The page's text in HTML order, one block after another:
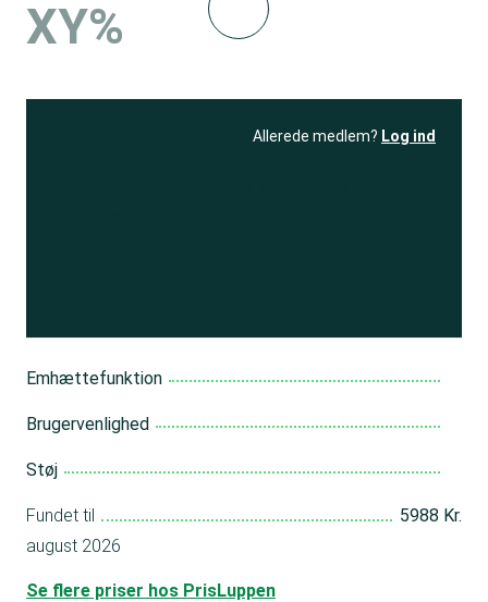
XY%
Allerede medlem? Log ind
Emhættefunktion
Brugervenlighed
Støj
Fundet til
5988 Kr.
august 2026
Se flere priser hos PrisLuppen